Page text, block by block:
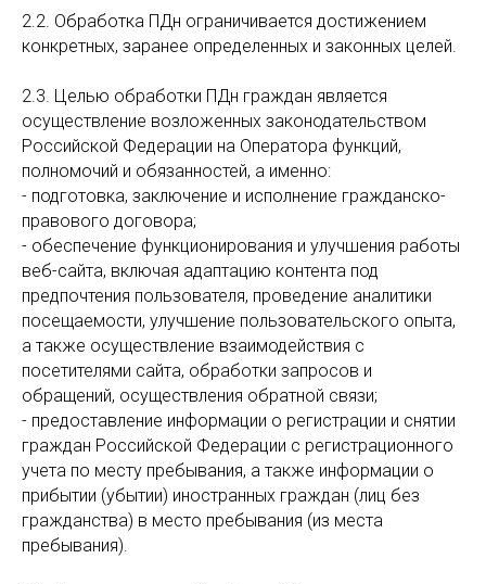
2.2. Обработка ПДн ограничивается достижением
конкретных, заранее определенных и законных целей.
2.3. Целью обработки ПДн граждан является
осуществление возложенных законодательством
Российской Федерации на Оператора функций,
полномочий и обязанностей, а именно:
- подготовка, заключение и исполнение гражданско-
правового договора;
- обеспечение функционирования и улучшения работы
веб-сайта, включая адаптацию контента под
предпочтения пользователя, проведение аналитики
посещаемости, улучшение пользовательского опыта,
а также осуществление взаимодействия с
посетителями сайта, обработки запросов и
обращений, осуществления обратной связи;
- предоставление информации о регистрации и снятии
граждан Российской Федерации с регистрационного
учета по месту пребывания, а также информации о
прибытии (убытии) иностранных граждан (лиц без
гражданства) в место пребывания (из места
пребывания).